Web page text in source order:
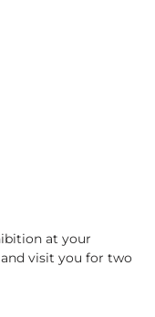
at your
visit you for two